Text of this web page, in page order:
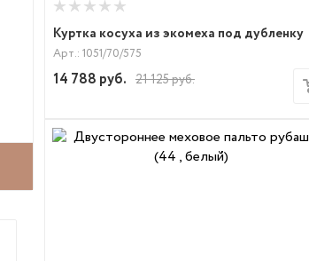
Куртка косуха из экомеха под дубленку
Арт.: 1051/70/575
14 788 руб. 21 125руб.